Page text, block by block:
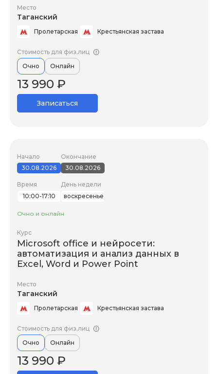
Место
Таганский
Пролетарская Крестьянская застава
Стоимость для физ.лиц
Очно
Онлайн
13 990 ₽
Записаться
Начало
30.08.2026
Окончание
30.08.2026
Время
10:00-17:10
День недели
воскресенье
Очно и онлайн
Курс
Microsoft office и нейросети:
автоматизация и анализ данных в
Excel, Word и Power Point
Место
Таганский
Пролетарская Крестьянская застава
Стоимость для физ.лиц
Очно
Онлайн
13 990 ₽